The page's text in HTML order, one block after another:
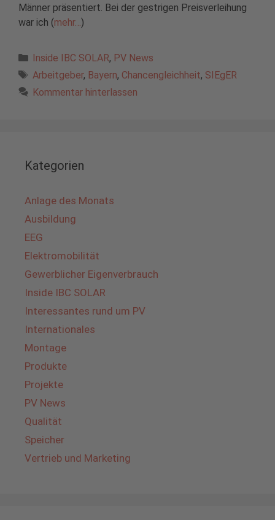
Männer präsentiert. Bei der gestrigen Preisverleihung
war ich (mehr…)
Kategorien
Inside IBC SOLAR, PV News
Schlagwörter
Arbeitgeber, Bayern, Chancengleichheit, SIEgER
Kommentar hinterlassen
Kategorien
Anlage des Monats
Ausbildung
EEG
Elektromobilität
Gewerblicher Eigenverbrauch
Inside IBC SOLAR
Interessantes rund um PV
Internationales
Montage
Produkte
Projekte
PV News
Qualität
Speicher
Vertrieb und Marketing